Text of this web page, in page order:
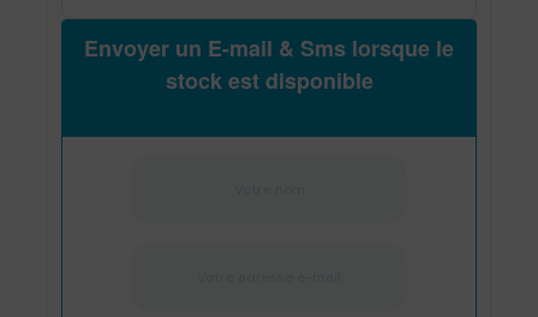
Envoyer un E-mail & Sms lorsque le
stock est disponible